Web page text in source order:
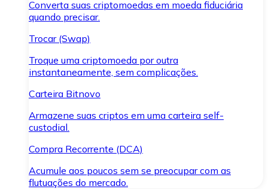
Converta suas criptomoedas em moeda fiduciária
quando precisar.
Trocar (Swap)
Troque uma criptomoeda por outra
instantaneamente, sem complicações.
Carteira Bitnovo
Armazene suas criptos em uma carteira self-
custodial.
Compra Recorrente (DCA)
Acumule aos poucos sem se preocupar com as
flutuações do mercado.